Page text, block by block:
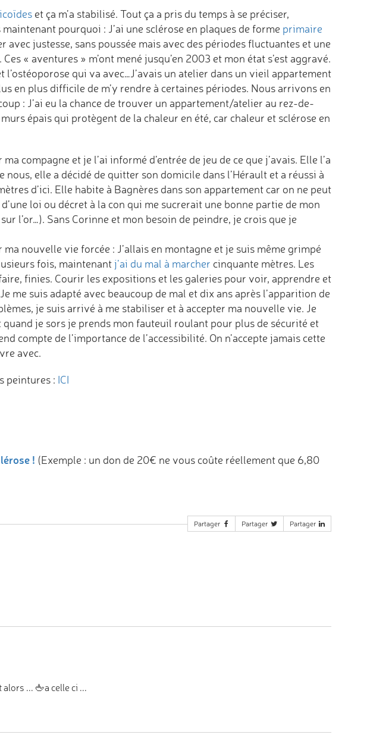
et ça m’a stabilisé. Tout ça a pris du temps à se préciser,
pourquoi : J’ai une sclérose en plaques de forme primaire
avec justesse, sans poussée mais avec des périodes fluctuantes et une
« aventures » m’ont mené jusqu’en 2003 et mon état s’est aggravé.
l’ostéoporose qui va avec…J’avais un atelier dans un vieil appartement
en plus difficile de m’y rendre à certaines périodes. Nous arrivons en
: J’ai eu la chance de trouver un appartement/atelier au rez-de-
épais qui protègent de la chaleur en été, car chaleur et sclérose en
compagne et je l’ai informé d’entrée de jeu de ce que j’avais. Elle l’a
nous, elle a décidé de quitter son domicile dans l’Hérault et a réussi à
d’ici. Elle habite à Bagnères dans son appartement car on ne peut
loi ou décret à la con qui me sucrerait une bonne partie de mon
l’or…). Sans Corinne et mon besoin de peindre, je crois que je
nouvelle vie forcée : J’allais en montagne et je suis même grimpé
fois, maintenant j’ai du mal à marcher cinquante mètres. Les
finies. Courir les expositions et les galeries pour voir, apprendre et
me suis adapté avec beaucoup de mal et dix ans après l’apparition de
je suis arrivé à me stabiliser et à accepter ma nouvelle vie. Je
je sors je prends mon fauteuil roulant pour plus de sécurité et
compte de l’importance de l’accessibilité. On n’accepte jamais cette
avec.
peintures : ICI
! (Exemple : un don de 20€ ne vous coûte réellement que 6,80
Partager Partager Partager
alors ... 🖕a celle ci ...